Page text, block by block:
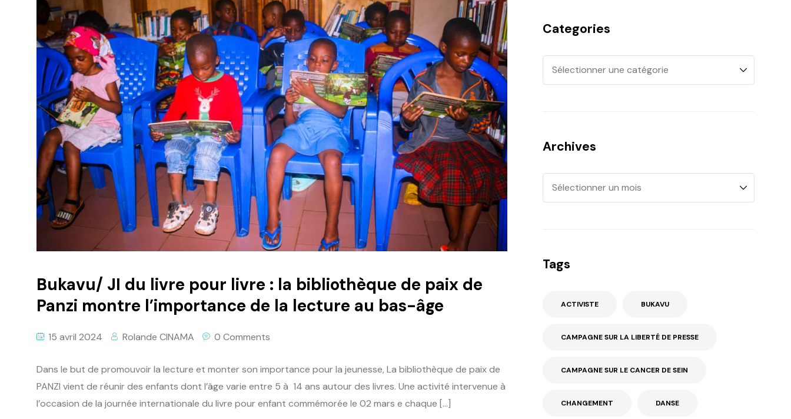
Bukavu/ JI du livre pour livre : la bibliothèque de paix de
Panzi montre l’importance de la lecture au bas-âge
15 avril 2024 Rolande CINAMA 0 Comments
Dans le but de promouvoir la lecture et monter son importance pour la jeunesse, La bibliothèque de paix de
PANZI vient de réunir des enfants dont l’âge varie entre 5 à 14 ans autour des livres. Une activité intervenue à
l’occasion de la journée internationale du livre pour enfant commémorée le 02 mars e chaque […]
Categories
Archives
Tags
ACTIVISTE BUKAVU
CAMPAGNE SUR LA LIBERTÉ DE PRESSE
CAMPAGNE SUR LE CANCER DE SEIN
CHANGEMENT DANSE